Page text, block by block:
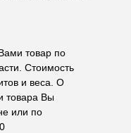
товар по
Стоимость
и веса. О
товара Вы
или по